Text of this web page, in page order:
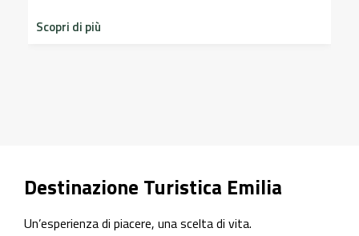
Scopri di più
Destinazione Turistica Emilia
Un’esperienza di piacere, una scelta di vita.